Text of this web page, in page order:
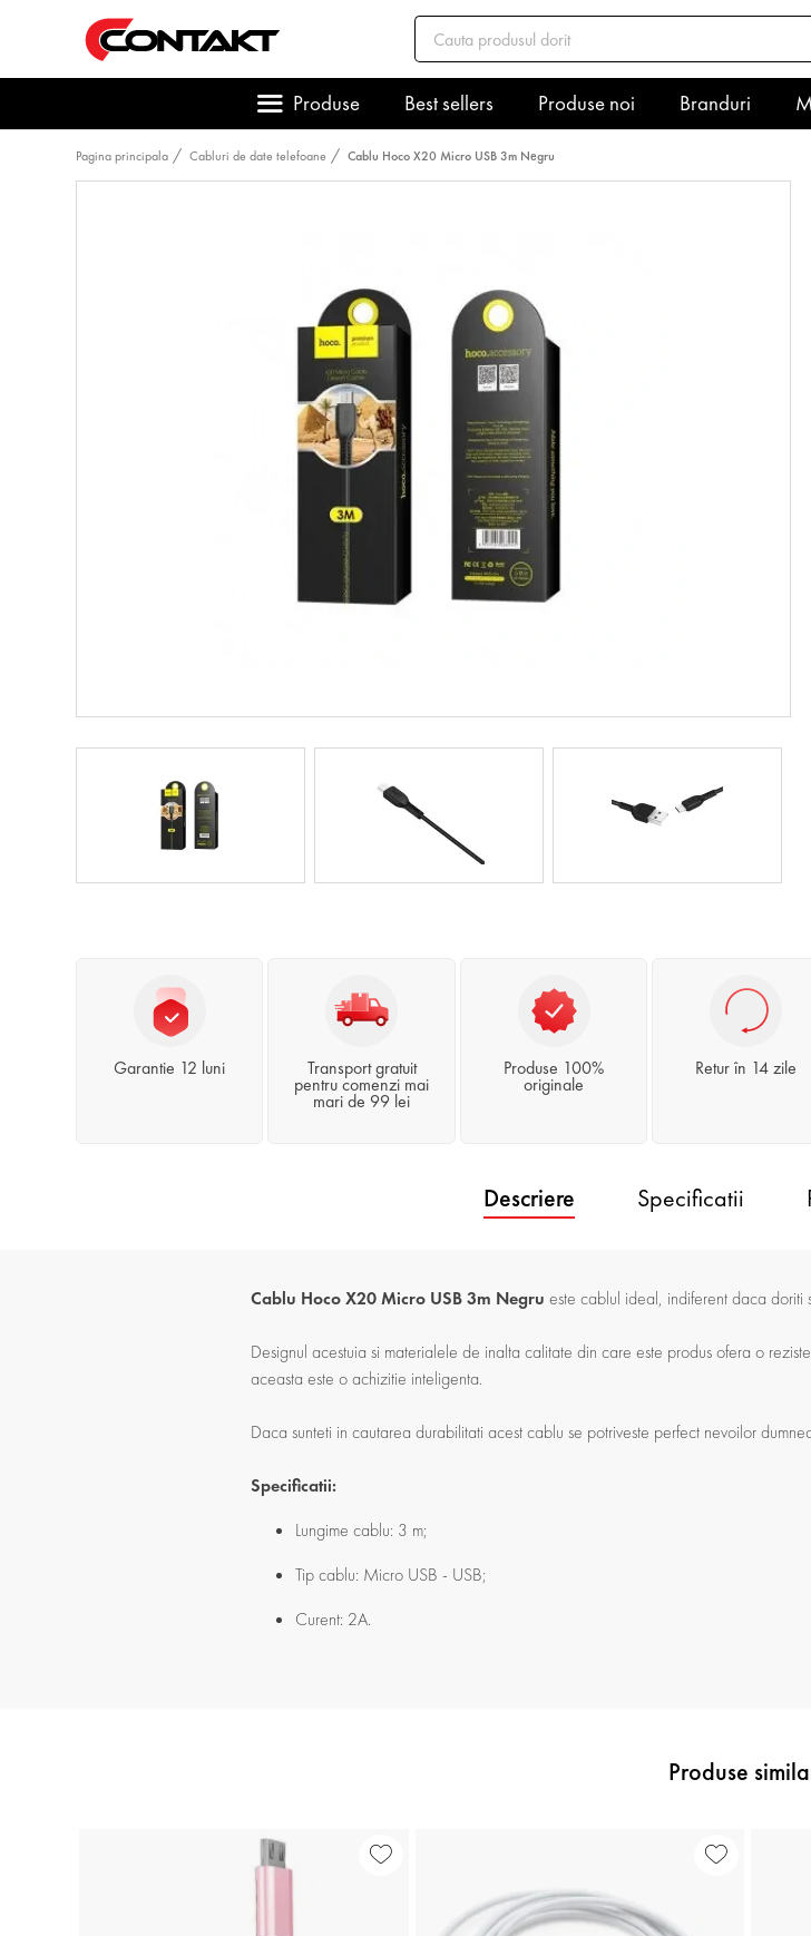
Produse Best sellers Produse noi Branduri
Pagina principala Cabluri de date telefoane Cablu Hoco X20 Micro USB 3m Negru
Garantie 12 luni Transport gratuit
pentru comenzi mai
mari de 99 lei
Produse 100%
originale
Retur în 14 zile
Descriere Specificatii
Cablu Hoco X20 Micro USB 3m Negru este cablul ideal, indiferent daca doriti
Designul acestuia si materialele de inalta calitate din care este produs ofera o
aceasta este o achizitie inteligenta.
Daca sunteti in cautarea durabilitati acest cablu se potriveste perfect nevoilor
Specificatii:
Lungime cablu: 3 m;
Tip cablu: Micro USB - USB;
Curent: 2A.
Produse